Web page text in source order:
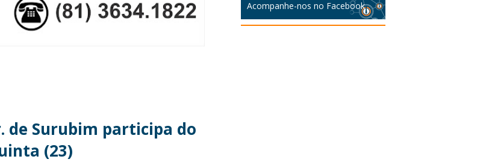
de Surubim participa do
(23)
Acompanhe-nos no Facebook